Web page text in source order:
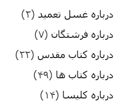
درباره غسل تعمید (۲)
درباره فرشتگان (۷)
درباره کتاب مقدس (۲۲)
درباره کتاب ها (۴۹)
درباره کلیسا (۱۴)